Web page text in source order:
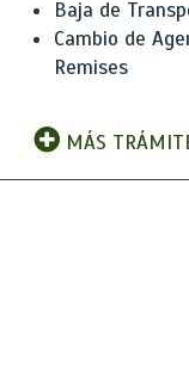
Baja de
Cambio de
Remises
MÁS